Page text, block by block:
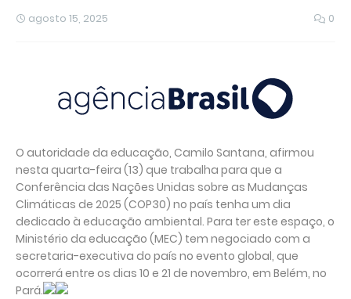
agosto 15, 2025 0
O autoridade da educação, Camilo Santana, afirmou
nesta quarta-feira (13) que trabalha para que a
Conferência das Nações Unidas sobre as Mudanças
Climáticas de 2025 (COP30) no país tenha um dia
dedicado à educação ambiental. Para ter este espaço, o
Ministério da educação (MEC) tem negociado com a
secretaria-executiva do país no evento global, que
ocorrerá entre os dias 10 e 21 de novembro, em Belém, no
Pará.